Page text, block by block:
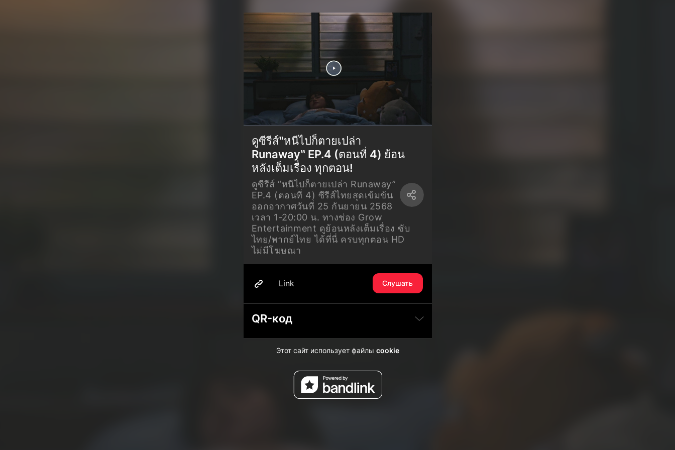
ดูซีรีส์‶หนีไปก็ตายเปล่า
Runaway‶ EP.4 (ตอนที่ 4) ย้อน
หลังเต็มเรื่อง ทุกตอน!
ดูซีรีส์ “หนีไปก็ตายเปล่า Runaway”
EP.4 (ตอนที่ 4) ซีรีส์ไทยสุดเข้มข้น
ออกอากาศวันที่ 25 กันยายน 2568
เวลา 1-20:00 น. ทางช่อง Grow
Entertainment ดูย้อนหลังเต็มเรื่อง ซับ
ไทย/พากย์ไทย ได้ที่นี่ ครบทุกตอน HD
ไม่มีโฆษณา
Link Слушать
QR-код
Этот сайт использует файлы cookie